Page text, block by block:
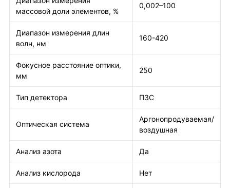
массовой доли элементов, %
0,002–100
Диапазон измерения длин
волн, нм
160-420
Фокусное расстояние оптики,
мм
250
Тип детектора ПЗС
Оптическая система
Аргонопродуваемая/
воздушная
Анализ азота Да
Анализ кислорода Нет